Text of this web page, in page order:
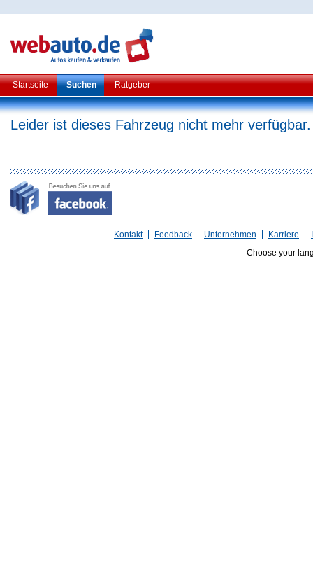
Startseite Suchen Ratgeber
Leider ist dieses Fahrzeug nicht mehr verfügbar.
Kontakt Feedback Unternehmen Karriere
Choose your